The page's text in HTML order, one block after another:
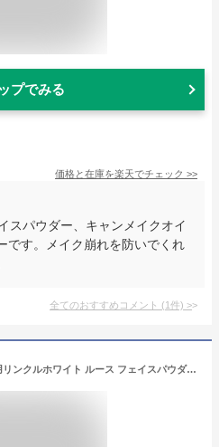
プでみる
価格と在庫を楽天でチェック >>
スパウダー、キャンメイクオイ
です。メイク崩れを防いでくれ
全てのおすすめコメント (1件) >
【公式】エクスボーテ 薬用リンクルホワイト ルース フェイスパウダー パウダー 保湿 持ち運び ツヤ肌 テカリ 仕上げ 素肌 美肌 仕上げ用パウダー 美容成分 日本製 人気 おしろい フィニッシングパウダー 粉おしろい ルースパウダー 薬用 サラサラ トーンアップ